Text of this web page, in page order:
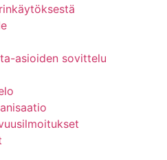
asioiden sovittelu